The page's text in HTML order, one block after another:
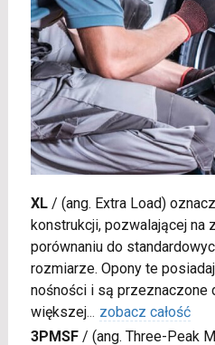
XL/ (ang. Extra Load)
konstrukcji, pozwalającej na
porównaniu do
rozmiarze. Opony te
nośności i są przeznaczone
większej... zobacz całość
3PMSF/ (ang. Three-Peak